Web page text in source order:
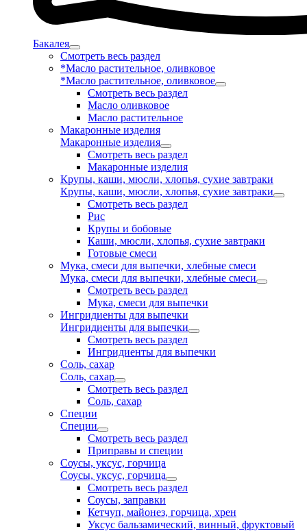
Бакалея
Смотреть весь раздел
*Масло растительное, оливковое
*Масло растительное, оливковое
Смотреть весь раздел
Масло оливковое
Масло растительное
Макаронные изделия
Макаронные изделия
Смотреть весь раздел
Макаронные изделия
Крупы, каши, мюсли, хлопья, сухие завтраки
Крупы, каши, мюсли, хлопья, сухие завтраки
Смотреть весь раздел
Рис
Крупы и бобовые
Каши, мюсли, хлопья, сухие завтраки
Готовые смеси
Мука, смеси для выпечки, хлебные смеси
Мука, смеси для выпечки, хлебные смеси
Смотреть весь раздел
Мука, смеси для выпечки
Ингридиенты для выпечки
Ингридиенты для выпечки
Смотреть весь раздел
Ингридиенты для выпечки
Соль, сахар
Соль, сахар
Смотреть весь раздел
Соль, сахар
Специи
Специи
Смотреть весь раздел
Приправы и специи
Соусы, уксус, горчица
Соусы, уксус, горчица
Смотреть весь раздел
Соусы, заправки
Кетчуп, майонез, горчица, хрен
Уксус бальзамический, винный, фруктовый